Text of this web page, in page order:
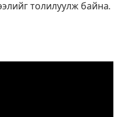
толилуулж байна.